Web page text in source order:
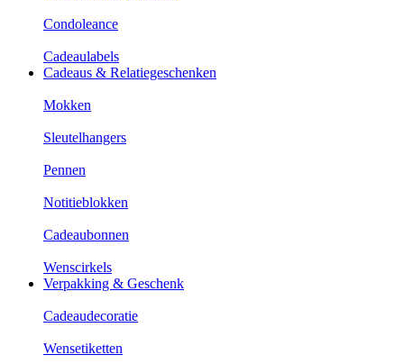
Condoleance
Cadeaulabels
Cadeaus & Relatiegeschenken
Mokken
Sleutelhangers
Pennen
Notitieblokken
Cadeaubonnen
Wenscirkels
Verpakking & Geschenk
Cadeaudecoratie
Wensetiketten